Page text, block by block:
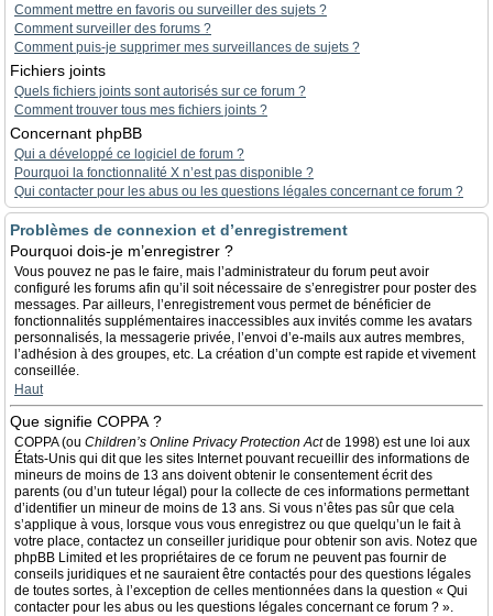
Comment mettre en favoris ou surveiller des sujets ?
Comment surveiller des forums ?
Comment puis-je supprimer mes surveillances de sujets ?
Fichiers joints
Quels fichiers joints sont autorisés sur ce forum ?
Comment trouver tous mes fichiers joints ?
Concernant phpBB
Qui a développé ce logiciel de forum ?
Pourquoi la fonctionnalité X n’est pas disponible ?
Qui contacter pour les abus ou les questions légales concernant ce forum ?
Problèmes de connexion et d’enregistrement
Pourquoi dois-je m’enregistrer ?
Vous pouvez ne pas le faire, mais l’administrateur du forum peut avoir
configuré les forums afin qu’il soit nécessaire de s’enregistrer pour poster des
messages. Par ailleurs, l’enregistrement vous permet de bénéficier de
fonctionnalités supplémentaires inaccessibles aux invités comme les avatars
personnalisés, la messagerie privée, l’envoi d’e-mails aux autres membres,
l’adhésion à des groupes, etc. La création d’un compte est rapide et vivement
conseillée.
Haut
Que signifie COPPA ?
COPPA (ou Children’s Online Privacy Protection Actde 1998) est une loi aux
États-Unis qui dit que les sites Internet pouvant recueillir des informations de
mineurs de moins de 13 ans doivent obtenir le consentement écrit des
parents (ou d’un tuteur légal) pour la collecte de ces informations permettant
d’identifier un mineur de moins de 13 ans. Si vous n’êtes pas sûr que cela
s’applique à vous, lorsque vous vous enregistrez ou que quelqu’un le fait à
votre place, contactez un conseiller juridique pour obtenir son avis. Notez que
phpBB Limited et les propriétaires de ce forum ne peuvent pas fournir de
conseils juridiques et ne sauraient être contactés pour des questions légales
de toutes sortes, à l’exception de celles mentionnées dans la question « Qui
contacter pour les abus ou les questions légales concernant ce forum ? ».